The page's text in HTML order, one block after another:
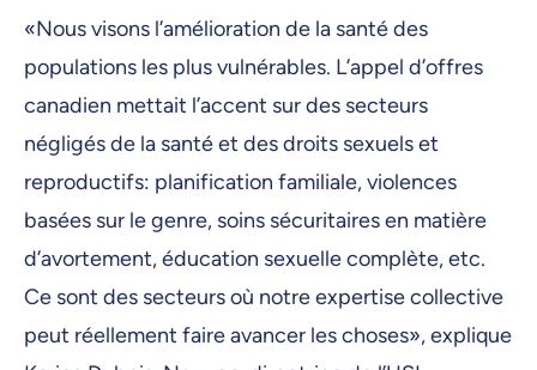
«Nous visons l’amélioration de la santé des
populations les plus vulnérables. L’appel d’offres
canadien mettait l’accent sur des secteurs
négligés de la santé et des droits sexuels et
reproductifs: planification familiale, violences
basées sur le genre, soins sécuritaires en matière
d’avortement, éducation sexuelle complète, etc.
Ce sont des secteurs où notre expertise collective
peut réellement faire avancer les choses», explique